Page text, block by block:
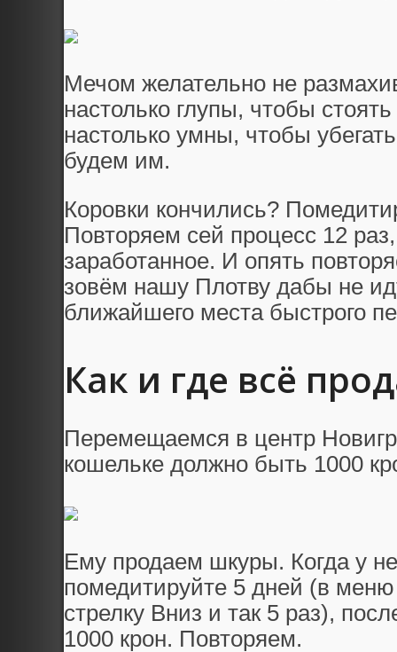
Мечом желательно не
настолько глупы, чтобы
настолько умны, чтобы
будем им.
Коровки кончились?
Повторяем сей процесс 12
заработанное. И опять
зовём нашу Плотву дабы не
ближайшего места быстрого
Как и где всё
Перемещаемся в центр
кошельке должно быть 1000
Ему продаем шкуры. Когда у
помедитируйте 5 дней (в
стрелку Вниз и так 5 раз),
1000 крон. Повторяем.